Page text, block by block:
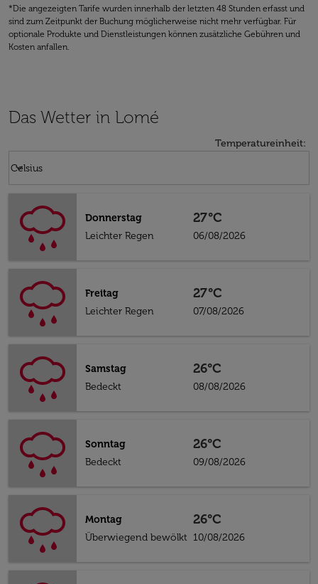
*Die angezeigten Tarife wurden innerhalb der letzten 48 Stunden erfasst und
sind zum Zeitpunkt der Buchung möglicherweise nicht mehr verfügbar. Für
optionale Produkte und Dienstleistungen können zusätzliche Gebühren und
Kosten anfallen.
Das Wetter in Lomé
Temperatureinheit:
Celsius
keyboard_arrow_down
Donnerstag
Leichter Regen
27°C
06/08/2026
Freitag
Leichter Regen
27°C
07/08/2026
Samstag
Bedeckt
26°C
08/08/2026
Sonntag
Bedeckt
26°C
09/08/2026
Montag
Überwiegend bewölkt
26°C
10/08/2026